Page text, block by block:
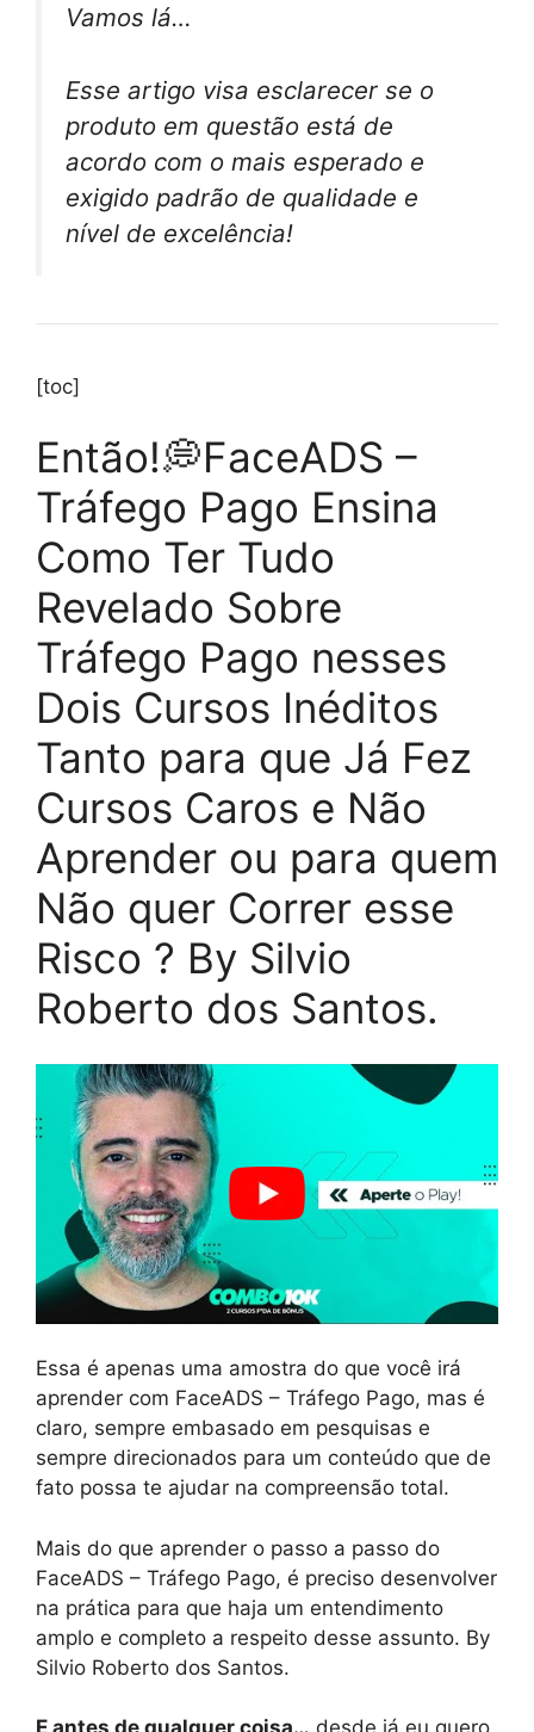
Vamos lá…
Esse artigo visa esclarecer se o
produto em questão está de
acordo com o mais esperado e
exigido padrão de qualidade e
nível de excelência!
[toc]
Então!💭FaceADS –
Tráfego Pago Ensina
Como Ter Tudo
Revelado Sobre
Tráfego Pago nesses
Dois Cursos Inéditos
Tanto para que Já Fez
Cursos Caros e Não
Aprender ou para quem
Não quer Correr esse
Risco ? By Silvio
Roberto dos Santos.
Essa é apenas uma amostra do que você irá
aprender com FaceADS – Tráfego Pago, mas é
claro, sempre embasado em pesquisas e
sempre direcionados para um conteúdo que de
fato possa te ajudar na compreensão total.
Mais do que aprender o passo a passo do
FaceADS – Tráfego Pago, é preciso desenvolver
na prática para que haja um entendimento
amplo e completo a respeito desse assunto. By
Silvio Roberto dos Santos.